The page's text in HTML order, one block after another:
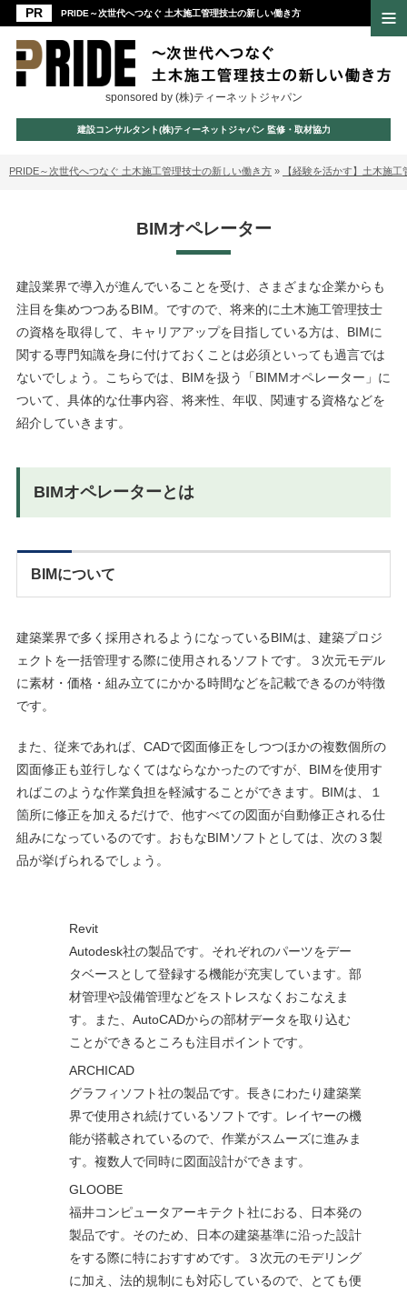
PRIDE～次世代へつなぐ 土木施工管理技士の新しい働き方
sponsored by (株)ティーネットジャパン
建設コンサルタント(株)ティーネットジャパン 監修・取材協力
PRIDE～次世代へつなぐ 土木施工管理技士の新しい働き方 » 【経験を活かす】土木施
BIMオペレーター
建設業界で導入が進んでいることを受け、さまざまな企業からも
注目を集めつつあるBIM。ですので、将来的に土木施工管理技士
の資格を取得して、キャリアアップを目指している方は、BIMに
関する専門知識を身に付けておくことは必須といっても過言では
ないでしょう。こちらでは、BIMを扱う「BIMMオペレーター」に
ついて、具体的な仕事内容、将来性、年収、関連する資格などを
紹介していきます。
BIMオペレーターとは
BIMについて
建築業界で多く採用されるようになっているBIMは、建築プロジ
ェクトを一括管理する際に使用されるソフトです。３次元モデル
に素材・価格・組み立てにかかる時間などを記載できるのが特徴
です。
また、従来であれば、CADで図面修正をしつつほかの複数個所の
図面修正も並行しなくてはならなかったのですが、BIMを使用す
ればこのような作業負担を軽減することができます。BIMは、１
箇所に修正を加えるだけで、他すべての図面が自動修正される仕
組みになっているのです。おもなBIMソフトとしては、次の３製
品が挙げられるでしょう。
Revit
Autodesk社の製品です。それぞれのパーツをデー
タベースとして登録する機能が充実しています。部
材管理や設備管理などをストレスなくおこなえま
す。また、AutoCADからの部材データを取り込む
ことができるところも注目ポイントです。
ARCHICAD
グラフィソフト社の製品です。長きにわたり建築業
界で使用され続けているソフトです。レイヤーの機
能が搭載されているので、作業がスムーズに進みま
す。複数人で同時に図面設計ができます。
GLOOBE
福井コンピュータアーキテクト社におる、日本発の
製品です。そのため、日本の建築基準に沿った設計
をする際に特におすすめです。３次元のモデリング
に加え、法的規制にも対応しているので、とても便